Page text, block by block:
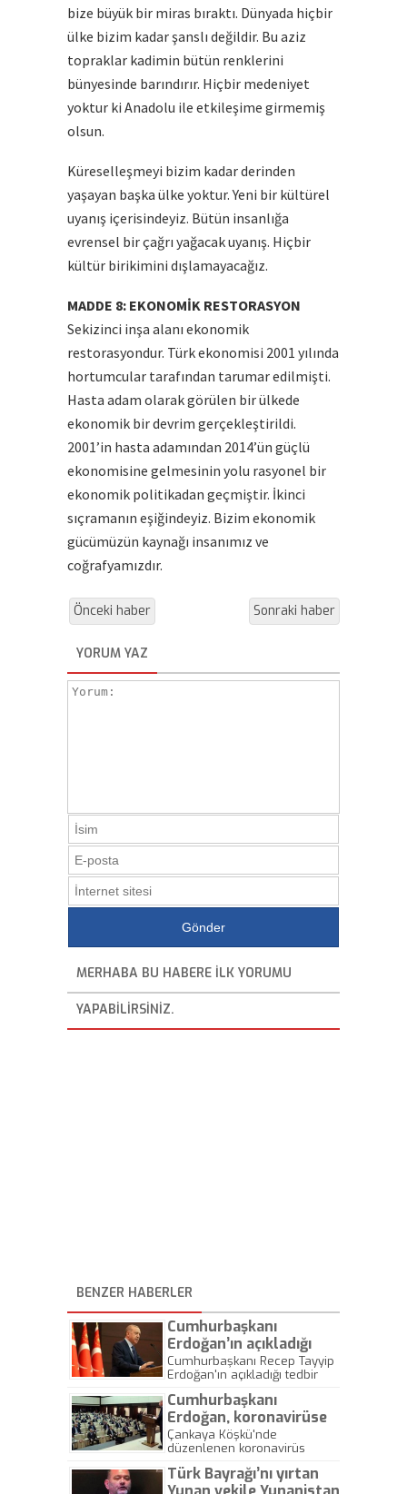
bize büyük bir miras bıraktı. Dünyada hiçbir
ülke bizim kadar şanslı değildir. Bu aziz
topraklar kadimin bütün renklerini
bünyesinde barındırır. Hiçbir medeniyet
yoktur ki Anadolu ile etkileşime girmemiş
olsun.
Küreselleşmeyi bizim kadar derinden
yaşayan başka ülke yoktur. Yeni bir kültürel
uyanış içerisindeyiz. Bütün insanlığa
evrensel bir çağrı yağacak uyanış. Hiçbir
kültür birikimini dışlamayacağız.
MADDE 8: EKONOMİK RESTORASYON
Sekizinci inşa alanı ekonomik
restorasyondur. Türk ekonomisi 2001 yılında
hortumcular tarafından tarumar edilmişti.
Hasta adam olarak görülen bir ülkede
ekonomik bir devrim gerçekleştirildi.
2001’in hasta adamından 2014’ün güçlü
ekonomisine gelmesinin yolu rasyonel bir
ekonomik politikadan geçmiştir. İkinci
sıçramanın eşiğindeyiz. Bizim ekonomik
gücümüzün kaynağı insanımız ve
coğrafyamızdır.
Önceki haber Sonraki haber
YORUM YAZ
MERHABA BU HABERE ILK YORUMU
YAPABILIRSINIZ.
BENZER HABERLER
Cumhurbaşkanı
Erdoğan’ın açıkladığı
tedbir paketiyle ilgili
ekonomi dünyasından
ilk yorumlar geldi
Cumhurbaşkanı Recep Tayyip
Erdoğan'ın açıkladığı tedbir
dünyasından ilk açıklamalar
geldi. TESK Başkanı Bendevi
Palandöken, alınan tüm
kararları sonuna kadar
desteklediklerini belirtirken,
ATO Başkanı Gürsel Baran ise
"Destek paketi istihdamın
Cumhurbaşkanı
Erdoğan, koronavirüse
karşı alınan 21 tedbiri
açıkladı
Çankaya Köşkü'nde
düzenlenen koronavirüs
Cumhurbaşkanı Recep Tayyip
Erdoğan virüse karşı alınan 21
Türk Bayrağı’nı yırtan